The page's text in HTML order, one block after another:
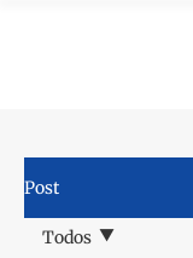
Post
Todos